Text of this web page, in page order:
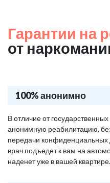
Гарантии на
от
100% анонимно
В отличие от
анонимную реабилитацию,
передачи
врач подъедет к вам на
наденет уже в вашей квартире.